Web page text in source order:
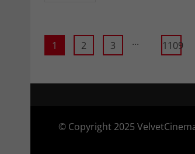
1 2 3 ... 1109
© Copyright 2025